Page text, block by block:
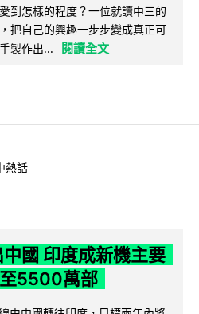
到怎樣的程度？一位就讀中三的
把自己的興趣一步步變成真正可
製作出...
閱讀全文
熱話
國 印度成新機主要
5500萬部